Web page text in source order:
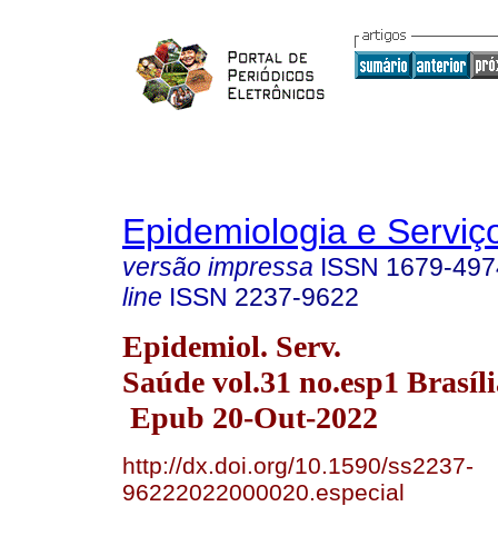
Epidemiologia e
versão impressa ISSN 1679-
line ISSN 2237-9622
Epidemiol. Serv.
Saúde vol.31 no.esp1
Epub 20-Out-2022
http://dx.doi.org/10.1590/ss2237-
96222022000020.especial